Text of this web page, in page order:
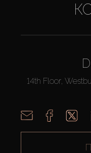
14th Floor,